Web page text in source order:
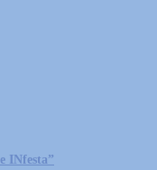
INfesta”